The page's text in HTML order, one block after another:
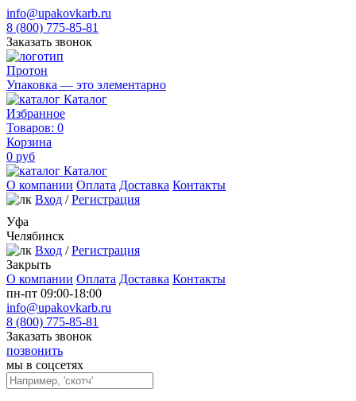
info@upakovkarb.ru
8 (800) 775-85-81
Заказать звонок
Протон
Упаковка — это элементарно
Каталог
Избранное
Товаров: 0
Корзина
0 руб
Каталог
О компании Оплата Доставка Контакты
Вход / Регистрация
Уфа
Челябинск
Вход / Регистрация
Закрыть
О компании Оплата Доставка Контакты
пн-пт 09:00-18:00
info@upakovkarb.ru
8 (800) 775-85-81
Заказать звонок
позвонить
мы в соцсетях